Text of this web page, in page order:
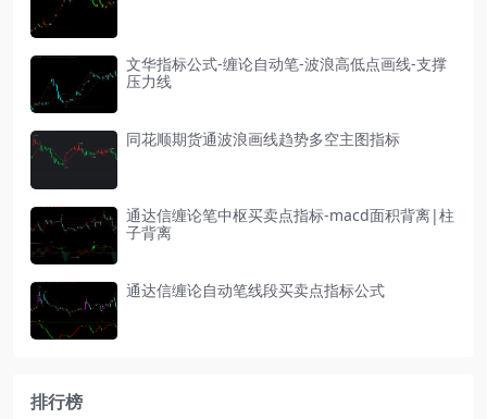
文华指标公式-缠论自动笔-波浪高低点画线-支撑
压力线
同花顺期货通波浪画线趋势多空主图指标
通达信缠论笔中枢买卖点指标-macd面积背离|柱
子背离
通达信缠论自动笔线段买卖点指标公式
排行榜